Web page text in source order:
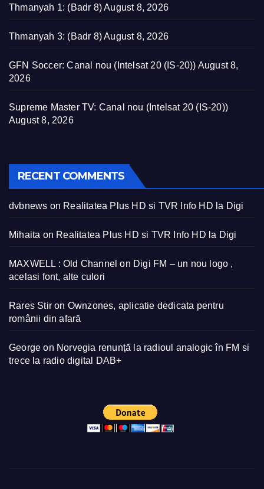
Thmanyah 1: (Badr 8)August 8, 2026
Thmanyah 3: (Badr 8)August 8, 2026
GFN Soccer: Canal nou (Intelsat 20 (IS-20)) August 8,
2026
Supreme Master TV: Canal nou (Intelsat 20 (IS-20))
August 8, 2026
RECENT COMMENTS
dvbnews on Realitatea Plus HD si TVR Info HD la Digi
Mihaita on Realitatea Plus HD si TVR Info HD la Digi
MAXWELL : Old Channel on Digi FM – un nou logo ,
acelasi font, alte culori
Rares Stir on Ownzones, aplicatie dedicata pentru
românii din afară
George on Norvegia renunță la radioul analogic în FM si
trece la radio digital DAB+